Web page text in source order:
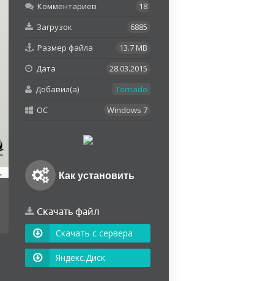
Комментариев
18
Загрузок
6885
Размер файла
13.7 MB
Дата
28.03.2015
Добавил(а)
Tornado
OC
Windows 7
Как установить
Скачать файл
Скачать с сервера
Яндекс.Диск